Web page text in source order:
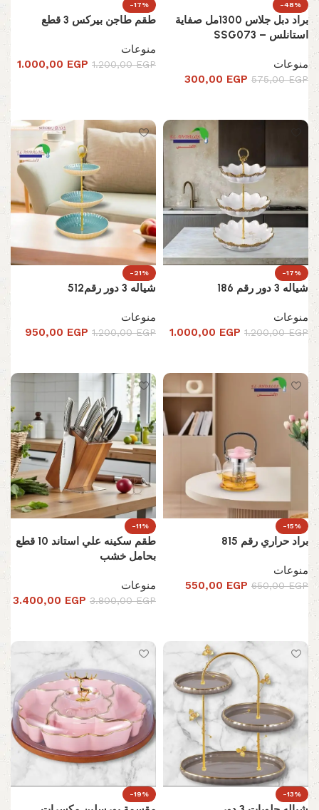
-48%
براد دبل جلاس 1300مل صفاية
استانلس – SSG073
منوعات
575,00EGP
300,00 EGP
-17%
طقم طاجن بيركس 3 قطع
منوعات
1.200,00EGP
1.000,00 EGP
-17%
شياله 3 دور رقم 186
منوعات
1.200,00EGP
1.000,00 EGP
-21%
شياله 3 دور رقم512
منوعات
1.200,00EGP
950,00 EGP
-15%
براد حراري رقم 815
منوعات
650,00EGP
550,00 EGP
-11%
طقم سكينه علي استاند 10 قطع
بحامل خشب
منوعات
3.800,00EGP
3.400,00 EGP
-13%
-19%